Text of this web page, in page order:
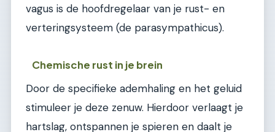
vagus is de hoofdregelaar van je rust- en
verteringsysteem (de parasympathicus).
Chemische rust in je brein
Door de specifieke ademhaling en het geluid
stimuleer je deze zenuw. Hierdoor verlaagt je
hartslag, ontspannen je spieren en daalt je